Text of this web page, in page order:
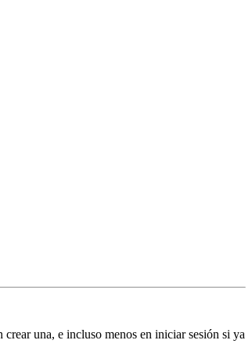
una, e incluso menos en iniciar sesión si ya